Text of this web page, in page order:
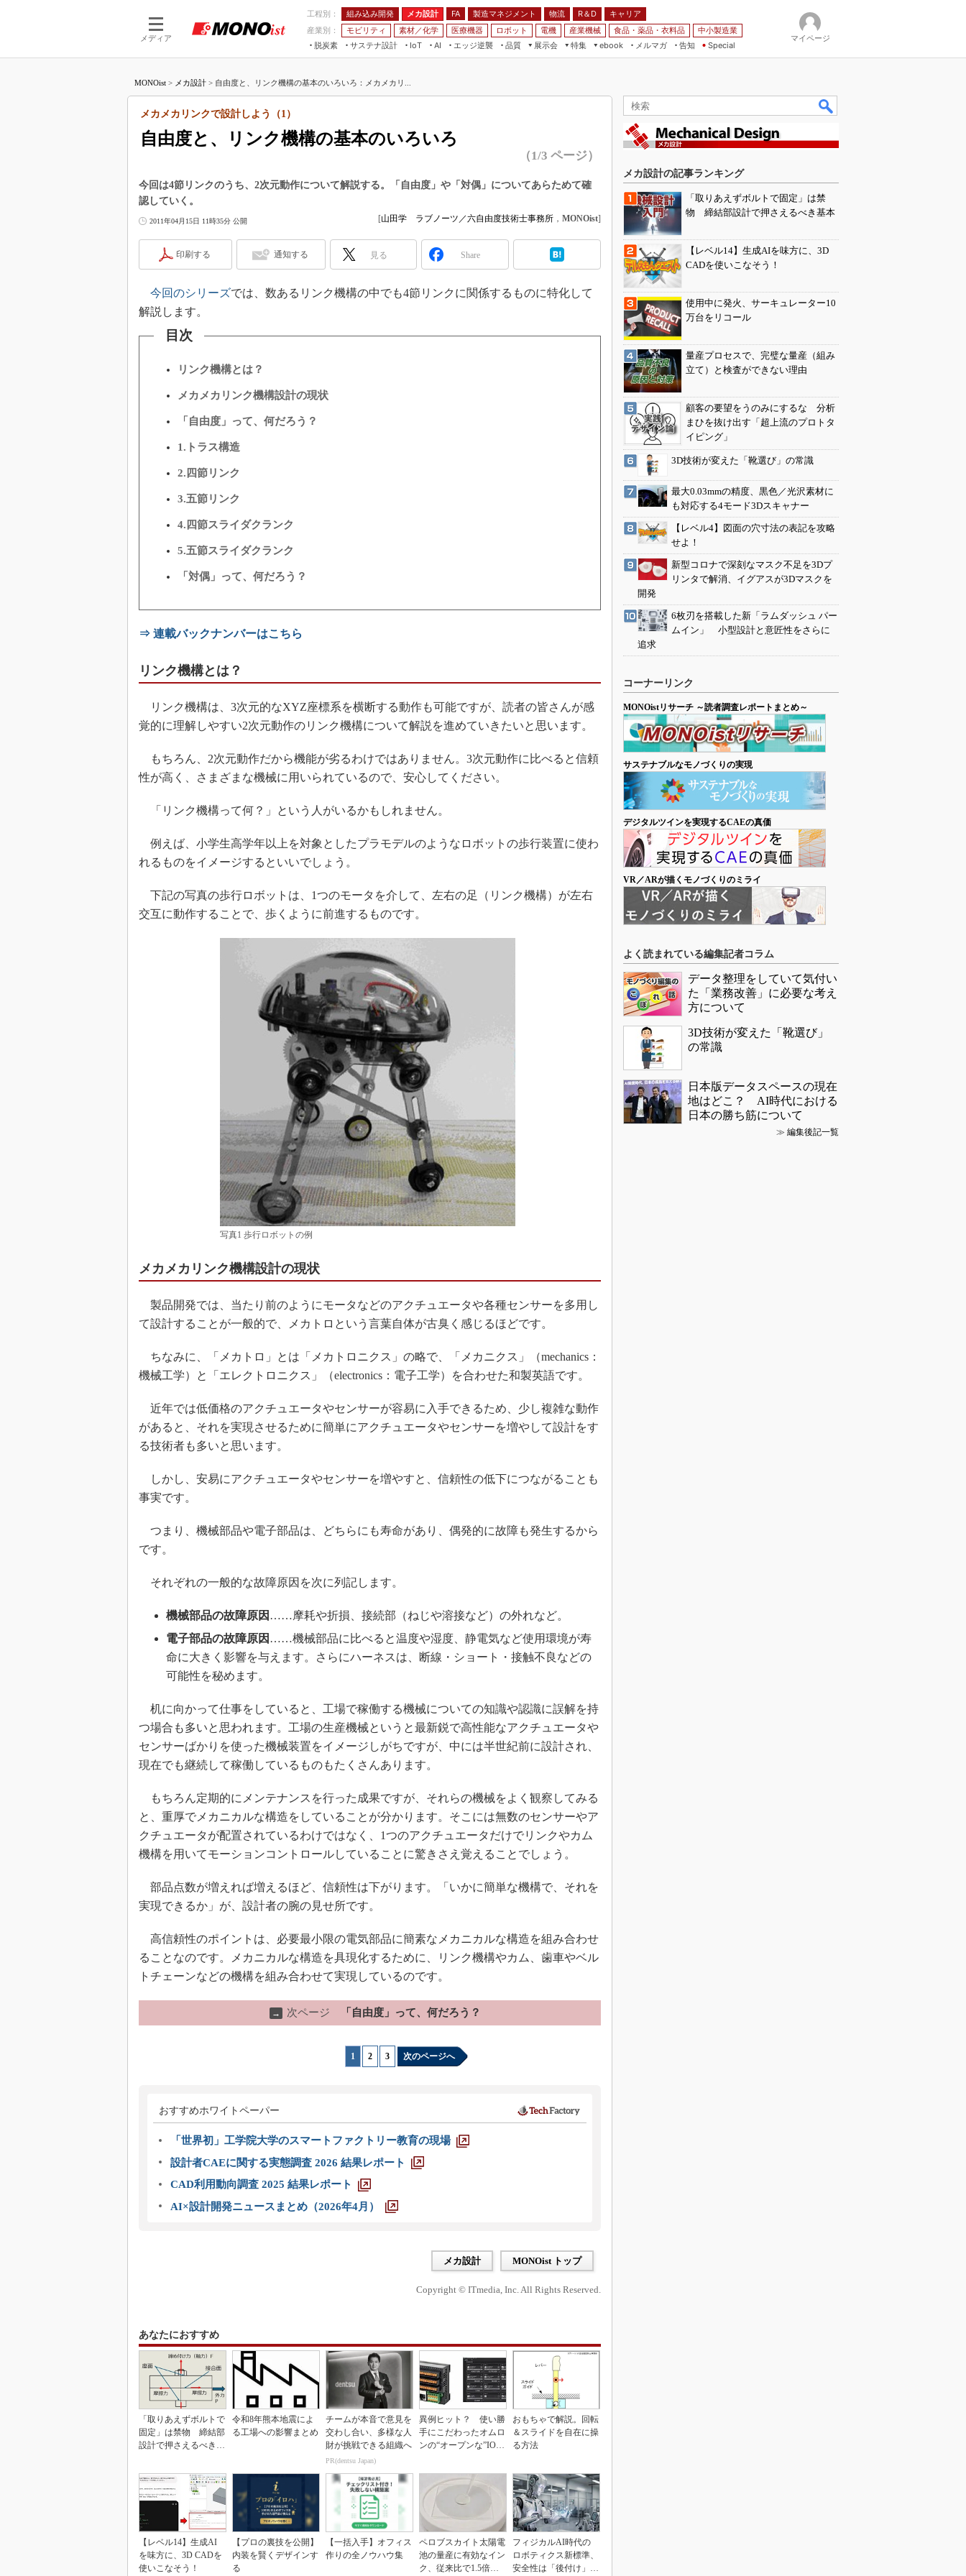
メディア
工程別： 組み込み開発 メカ設計 FA 製造マネジメント 物流 R＆D
キャリア
産業別：
モビリティ 素材／化学 医療機器 ロボット 電機 産業機械 食品・薬品・衣料品
中小製造業
脱炭素
サステナ設計
IoT
つながる工場
つながるサービス
AI
AI×設備保全
エッジ逆襲 品質
展示会
JIMTOF
IIFES
ジャパンモビリティショー
人テク展
スマート工場EXPO
EdgeTech+
日本ものづくりワールド
産業オープンネット展
特集
フィールドサービス
組み込みモデリング
Windows Embedded
車載ソフト開発
ebook
メルマガ
告知 Special
マイページ
MONOist > メカ設計 > 自由度と、リンク機構の基本のいろいろ：メカメカリ...
自由度と、リンク機構の基本のいろいろ
メカメカリンクで設計しよう（1）
（1/3 ページ）
今回は4節リンクのうち、2次元動作について解説する。「自由度」や「対偶」についてあらためて確
認していく。
2011年04月15日 11時35分 公開 [山田学 ラブノーツ／六自由度技術士事務所 ， MONOist]
印刷する 通知する 見る Share
今回のシリーズでは、数あるリンク機構の中でも4節リンクに関係するものに特化して
解説します。
目次
リンク機構とは？
メカメカリンク機構設計の現状
「自由度」って、何だろう？
1.トラス構造
2.四節リンク
3.五節リンク
4.四節スライダクランク
5.五節スライダクランク
「対偶」って、何だろう？
⇒ 連載バックナンバーはこちら
リンク機構とは？
リンク機構は、3次元的なXYZ座標系を横断する動作も可能ですが、読者の皆さんが感
覚的に理解しやすい2次元動作のリンク機構について解説を進めていきたいと思います。
もちろん、2次元動作だから機能が劣るわけではありません。3次元動作に比べると信頼
性が高く、さまざまな機械に用いられているので、安心してください。
「リンク機構って何？」という人がいるかもしれません。
例えば、小学生高学年以上を対象としたプラモデルのようなロボットの歩行装置に使わ
れるものをイメージするといいでしょう。
下記の写真の歩行ロボットは、1つのモータを介して、左右の足（リンク機構）が左右
交互に動作することで、歩くように前進するものです。
写真1 歩行ロボットの例
メカメカリンク機構設計の現状
製品開発では、当たり前のようにモータなどのアクチュエータや各種センサーを多用し
て設計することが一般的で、メカトロという言葉自体が古臭く感じるほどです。
ちなみに、「メカトロ」とは「メカトロニクス」の略で、「メカニクス」（mechanics：
機械工学）と「エレクトロニクス」（electronics：電子工学）を合わせた和製英語です。
近年では低価格のアクチュエータやセンサーが容易に入手できるため、少し複雑な動作
があると、それを実現させるために簡単にアクチュエータやセンサーを増やして設計をす
る技術者も多いと思います。
しかし、安易にアクチュエータやセンサーを増やすと、信頼性の低下につながることも
事実です。
つまり、機械部品や電子部品は、どちらにも寿命があり、偶発的に故障も発生するから
です。
それぞれの一般的な故障原因を次に列記します。
機械部品の故障原因 ……摩耗や折損、接続部（ねじや溶接など）の外れなど。
電子部品の故障原因 ……機械部品に比べると温度や湿度、静電気など使用環境が寿
命に大きく影響を与えます。さらにハーネスは、断線・ショート・接触不良などの
可能性を秘めます。
机に向かって仕事をしていると、工場で稼働する機械についての知識や認識に誤解を持
つ場合も多いと思われます。工場の生産機械というと最新鋭で高性能なアクチュエータや
センサーばかりを使った機械装置をイメージしがちですが、中には半世紀前に設計され、
現在でも継続して稼働しているものもたくさんあります。
もちろん定期的にメンテナンスを行った成果ですが、それらの機械をよく観察してみる
と、重厚でメカニカルな構造をしていることが分かります。そこには無数のセンサーやア
クチュエータが配置されているわけではなく、1つのアクチュエータだけでリンクやカム
機構を用いてモーションコントロールしていることに驚きさえ覚えることでしょう。
部品点数が増えれば増えるほど、信頼性は下がります。「いかに簡単な機構で、それを
実現できるか」が、設計者の腕の見せ所です。
高信頼性のポイントは、必要最小限の電気部品に簡素なメカニカルな構造を組み合わせ
ることなのです。メカニカルな構造を具現化するために、リンク機構やカム、歯車やベル
トチェーンなどの機構を組み合わせて実現しているのです。
→ 次ページ 「自由度」って、何だろう？
1 2 3 次のページへ
おすすめホワイトペーパー
「世界初」工学院大学のスマートファクトリー教育の現場
設計者CAEに関する実態調査 2026 結果レポート
CAD利用動向調査 2025 結果レポート
AI×設計開発ニュースまとめ（2026年4月）
メカ設計 MONOist トップ
Copyright © ITmedia, Inc. All Rights Reserved.
あなたにおすすめ
「取りあえずボルトで
固定」は禁物 締結部
設計で押さえるべき基
令和8年熊本地震によ
る工場への影響まとめ
チームが本音で意見を
交わし合い、多様な人
財が挑戦できる組織へ
PR(dentsu Japan)
異例ヒット？ 使い勝
手にこだわったオムロ
ンの“オープンな”IO-L
おもちゃで解説。回転
＆スライドを自在に操
る方法
【レベル14】生成AI
を味方に、3D CADを
使いこなそう！
【プロの裏技を公開】
内装を賢くデザインす
る
【一括入手】オフィス
作りの全ノウハウ集
ペロブスカイト太陽電
池の量産に有効なイン
ク、従来比で1.5倍の
フィジカルAI時代の
ロボティクス新標準、
安全性は「後付け」で
メカ設計の記事ランキング
「取りあえずボルトで固定」は禁
物 締結部設計で押さえるべき基本
【レベル14】生成AIを味方に、3D
CADを使いこなそう！
使用中に発火、サーキュレーター10
万台をリコール
量産プロセスで、完璧な量産（組み
立て）と検査ができない理由
顧客の要望をうのみにするな 分析
まひを抜け出す「超上流のプロトタ
イピング」
3D技術が変えた「靴選び」の常識
最大0.03mmの精度、黒色／光沢素材に
も対応する4モード3Dスキャナー
【レベル4】図面の穴寸法の表記を攻略
せよ！
新型コロナで深刻なマスク不足を3Dプ
リンタで解消、イグアスが3Dマスクを
開発
6枚刃を搭載した新「ラムダッシュ パー
ムイン」 小型設計と意匠性をさらに
追求
コーナーリンク
MONOistリサーチ ～読者調査レポートまとめ～
サステナブルなモノづくりの実現
デジタルツインを実現するCAEの真価
VR／ARが描くモノづくりのミライ
よく読まれている編集記者コラム
データ整理をしていて気付い
た「業務改善」に必要な考え
方について
3D技術が変えた「靴選び」
の常識
日本版データスペースの現在
地はどこ？ AI時代における
日本の勝ち筋について
≫ 編集後記一覧